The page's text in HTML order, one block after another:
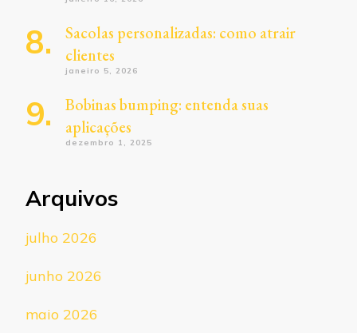
Sacolas personalizadas: como atrair
clientes
janeiro 5, 2026
Bobinas bumping: entenda suas
aplicações
dezembro 1, 2025
Arquivos
julho 2026
junho 2026
maio 2026